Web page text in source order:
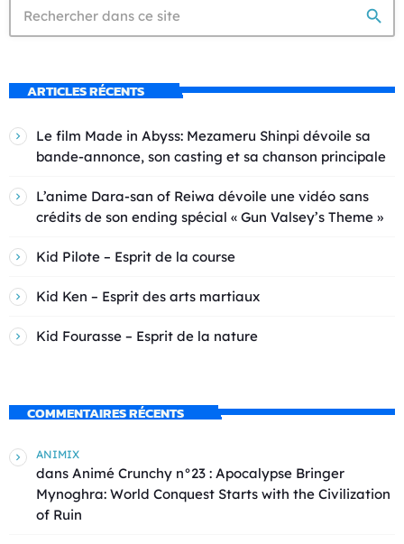
search
ARTICLES RÉCENTS
Le film Made in Abyss: Mezameru Shinpi dévoile sa
bande-annonce, son casting et sa chanson principale
L’anime Dara-san of Reiwa dévoile une vidéo sans
crédits de son ending spécial « Gun Valsey’s Theme »
Kid Pilote – Esprit de la course
Kid Ken – Esprit des arts martiaux
Kid Fourasse – Esprit de la nature
COMMENTAIRES RÉCENTS
ANIMIX
dans Animé Crunchy n°23 : Apocalypse Bringer
Mynoghra: World Conquest Starts with the Civilization
of Ruin